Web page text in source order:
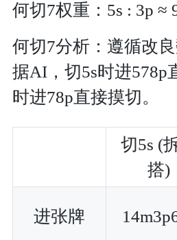
何切7权重：5s : 3p ≈
何切7分析：遵循改
据AI，切5s时进578p
时进78p直接摸切。
切5s (
搭)
进张牌